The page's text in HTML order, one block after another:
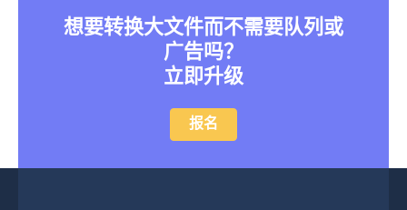
想要转换大文件而不需要队列或
广告吗？
立即升级
报名